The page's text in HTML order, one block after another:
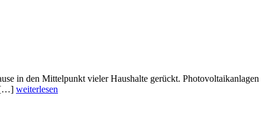
in den Mittelpunkt vieler Haushalte gerückt. Photovoltaikanlagen
[…] weiterlesen